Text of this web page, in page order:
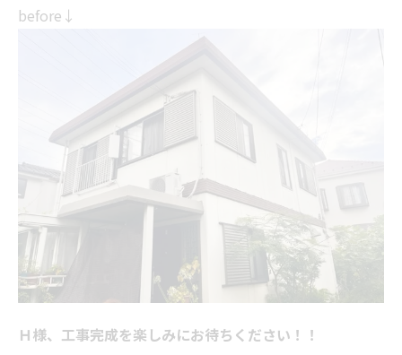
before↓
Ｈ様、工事完成を楽しみにお待ちください！！